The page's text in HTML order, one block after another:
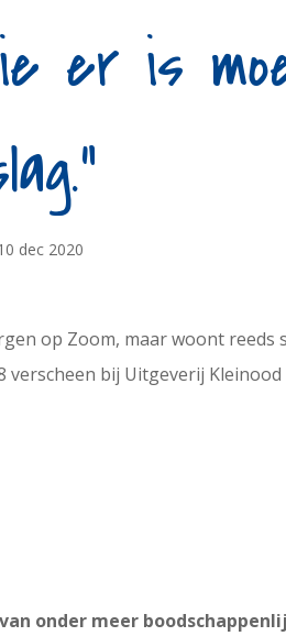
er is
dec 2020
op Zoom, maar woont
verscheen bij Uitgeverij
onder meer